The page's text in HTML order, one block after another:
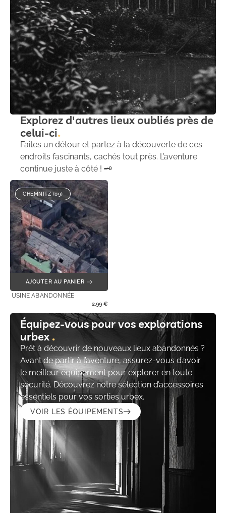
Explorez d'autres lieux oubliés près de
celui-ci
Faites un détour et partez à la découverte de ces
endroits fascinants, cachés tout près. L’aventure
continue juste à côté ! 🗝️
CHEMNITZ (09)
AJOUTER AU PANIER
USINE ABANDONNÉE
2,99 €
Équipez-vous pour vos explorations
urbex
Prêt à découvrir de nouveaux lieux abandonnés ?
Avant de partir à l’aventure, assurez-vous d’avoir
le meilleur équipement pour explorer en toute
sécurité. Découvrez notre sélection d’accessoires
essentiels pour vos sorties urbex.
VOIR LES ÉQUIPEMENTS